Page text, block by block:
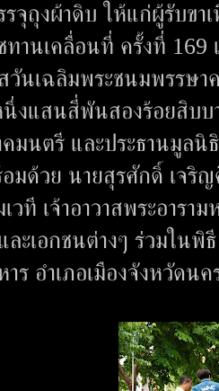
จุถุงผ้าดิบ ให้แก่ผู้รับขา
ทานเคลื่อนที่ ครั้งที่ 169
วันเฉลิมพระชนมพรรษ
งแสนสี่พันสองร้อยสิบ
มนตรี และประธานมูลนิ
มด้วย นายสุรศักดิ์ เจริ
ที เจ้าอาวาสพระอารา
ะเอกชนต่างๆ ร่วมใน
าร อำเภอเมืองจังหวัดน